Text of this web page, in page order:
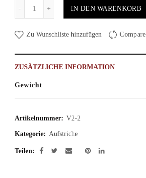
Anzahl
IN DEN WARENKORB
Zu Wunschliste hinzufügen Compare
ZUSÄTZLICHE INFORMATION
Gewicht
Artikelnummer: V2-2
Kategorie: Aufstriche
Teilen